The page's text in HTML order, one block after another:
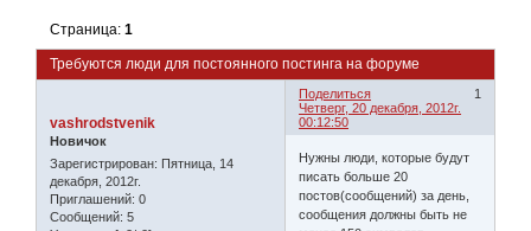
Требуются люди для постоянного постинга на форуме
Страница:1
Поделиться
1
Четверг, 20 декабря, 2012г.
00:12:50
vashrodstvenik
Новичок
Зарегистрирован: Пятница, 14
декабря, 2012г.
Приглашений: 0
Сообщений: 5
Нужны люди, которые будут
писать больше 20
постов(сообщений) за день,
сообщения должны быть не